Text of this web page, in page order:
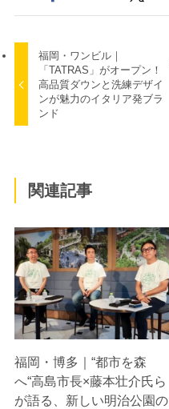
福岡・ワンビル｜
「TATRAS」がオープン！
高品質ダウンと洗練デザイ
ンが魅力のイタリア発ブラ
ンド
関連記事
福岡・博多｜“都市を森
へ“高島市長×藤本壮介氏ら
が語る、新しい明治公園の